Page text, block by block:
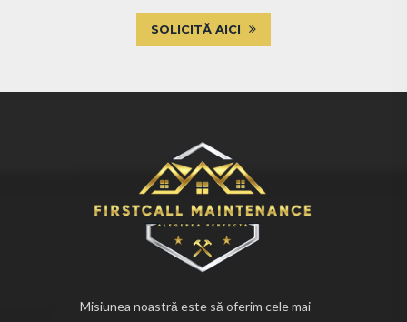
SOLICITĂ AICI
Misiunea noastră este să oferim cele mai